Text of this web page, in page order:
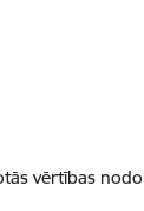
vērtības